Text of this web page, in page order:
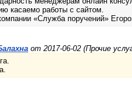
касаемо работы с сайтом.
«Служба поручений»
от 2017-06-02 (Прочие